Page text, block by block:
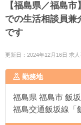
【福島県／福島
での生活相談員兼
です
更新日：2024年12月16日 求
勤務地
福島県 福島市 飯
福島交通飯坂線「